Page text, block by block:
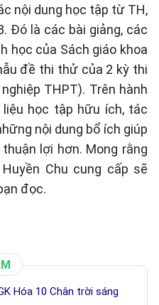
nội dung học tập từ TH,
Đó là các bài giảng, các
học của Sách giáo khoa
đề thi thử của 2 kỳ thi
THPT). Trên hành
học tập hữu ích, tác
nội dung bổ ích giúp
lợi hơn. Mong rằng
Chu cung cấp sẽ
đọc.
Hóa 10 Chân trời sáng